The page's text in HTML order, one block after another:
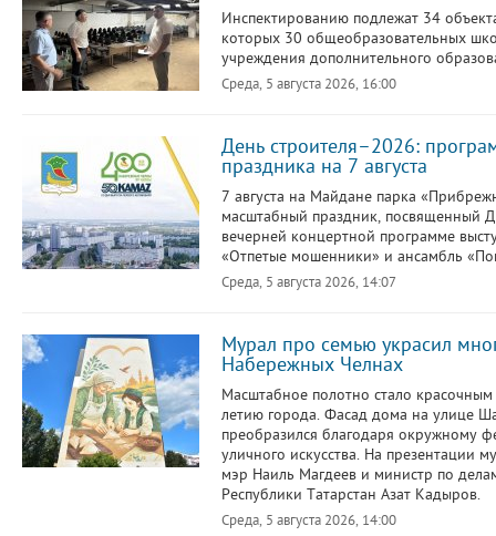
Инспектированию подлежат 34
которых 30 общеобразовательных
учреждения дополнительного
Среда, 5 августа 2026, 16:00
День строителя–2026:
праздника на 7 августа
7 августа на Майдане парка
масштабный праздник, посвященный
вечерней концертной программе
«Отпетые мошенники» и ансамбль
Среда, 5 августа 2026, 14:07
Мурал про семью украсил
Набережных Челнах
Масштабное полотно стало
летию города. Фасад дома на улице
преобразился благодаря окружному
уличного искусства. На презентации
мэр Наиль Магдеев и министр по
Республики Татарстан Азат Кадыров.
Среда, 5 августа 2026, 14:00